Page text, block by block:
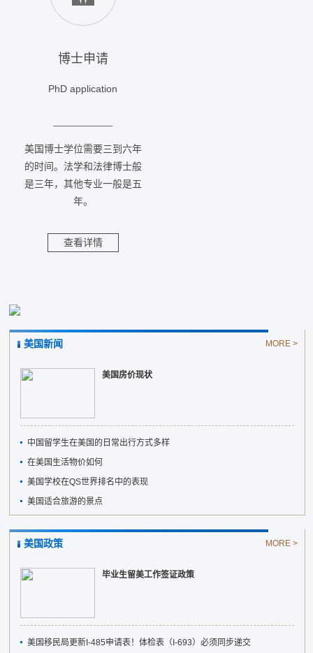
博士申请
PhD application
美国博士学位需要三到六年
的时间。法学和法律博士般
是三年，其他专业一般是五
年。
查看详情
美国新闻 MORE >
美国房价现状
中国留学生在美国的日常出行方式多样
在美国生活物价如何
美国学校在QS世界排名中的表现
美国适合旅游的景点
美国政策 MORE >
毕业生留美工作签证政策
美国移民局更新I-485申请表！体检表（I-693）必须同步递交